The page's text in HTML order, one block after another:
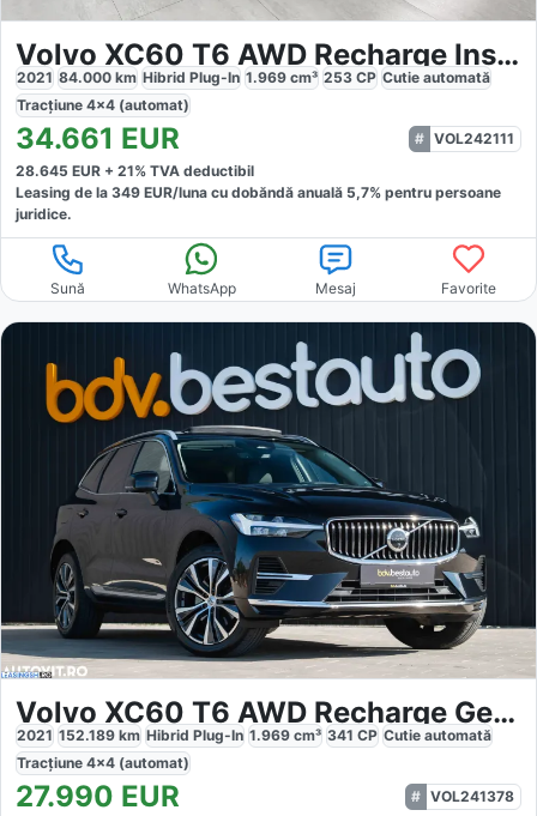
Volvo XC60 T6 AWD Recharge Inscription
2021 84.000 km Hibrid Plug-In 1.969 cm³ 253 CP Cutie automată
Tracțiune 4x4 (automat)
34.661 EUR
VOL242111
28.645 EUR + 21% TVA deductibil
Leasing de la 349 EUR/luna cu dobăndă anuală 5,7% pentru persoane
juridice.
Sună WhatsApp Mesaj Favorite
Volvo XC60 T6 AWD Recharge Geartronic Inscription
2021 152.189 km Hibrid Plug-In 1.969 cm³ 341 CP Cutie automată
Tracțiune 4x4 (automat)
27.990 EUR
VOL241378